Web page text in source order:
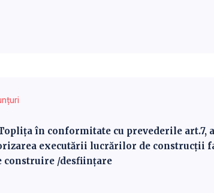
în conformitate cu prevederile art.7,
executării lucrărilor de construcţii
construire /desființare